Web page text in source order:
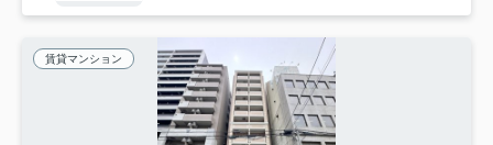
賃貸マンション